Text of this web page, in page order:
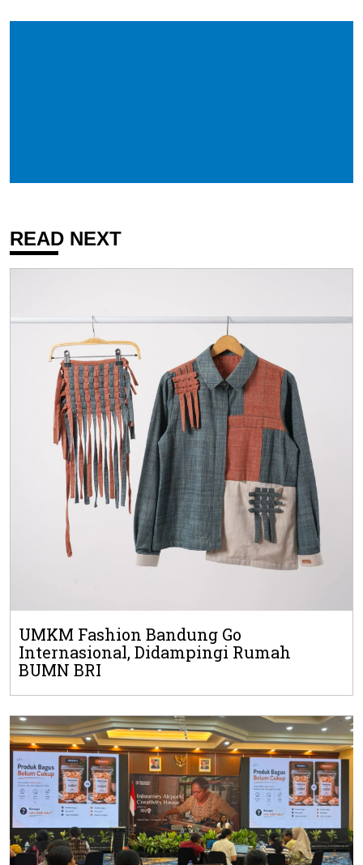
READ NEXT
UMKM Fashion Bandung Go
Internasional, Didampingi Rumah
BUMN BRI